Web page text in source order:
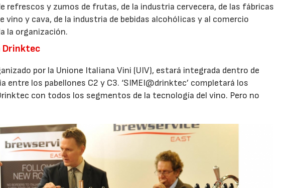
refrescos y zumos de frutas, de la industria cervecera, de las fábricas
vino y cava, de la industria de bebidas alcohólicas y al comercio
la organización.
Drinktec
por la Unione Italiana Vini (UIV), estará integrada dentro de
entre los pabellones C2 y C3. ‘SIMEI@drinktec’ completará los
con todos los segmentos de la tecnología del vino. Pero no